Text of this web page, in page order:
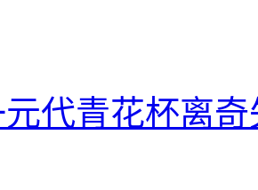
代青花杯离